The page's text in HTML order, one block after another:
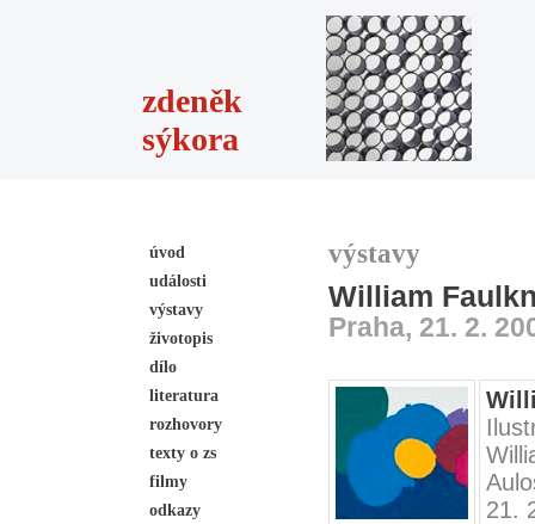
zdeněk
sýkora
úvod
události
výstavy
životopis
dílo
literatura
rozhovory
texty o zs
filmy
odkazy
výstavy
William
Praha, 21. 2.
21.